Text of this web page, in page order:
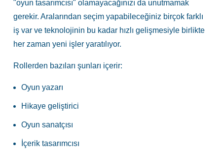
"oyun tasarımcısı" olamayacağınızı da unutmamak
gerekir. Aralarından seçim yapabileceğiniz birçok farklı
iş var ve teknolojinin bu kadar hızlı gelişmesiyle birlikte
her zaman yeni işler yaratılıyor.
Rollerden bazıları şunları içerir:
Oyun yazarı
Hikaye geliştirici
Oyun sanatçısı
İçerik tasarımcısı